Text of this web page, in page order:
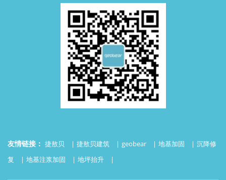
友情链接： 捷敖贝 捷敖贝建筑 geobear 地基加固
沉降修
复
地基注浆加固 地坪抬升